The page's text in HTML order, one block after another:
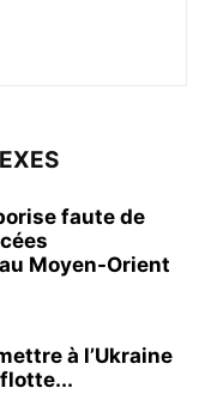
faute de
Moyen-Orient
à l’Ukraine